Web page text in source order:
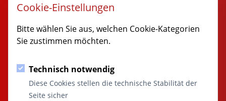
Cookie-Einstellungen
Bitte wählen Sie aus, welchen Cookie-Kategorien
Sie zustimmen möchten.
Technisch notwendig
Diese Cookies stellen die technische Stabilität der
Seite sicher
BURTENBACH
KONTAKT
08285 / 9998-0
rathaus@burtenbach.de
Startseite